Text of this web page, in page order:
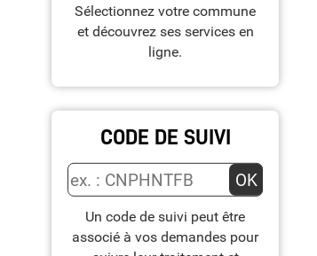
Sélectionnez votre commune
et découvrez ses services en
ligne.
CODE DE SUIVI
Code de suivi OK
Un code de suivi peut être
associé à vos demandes pour